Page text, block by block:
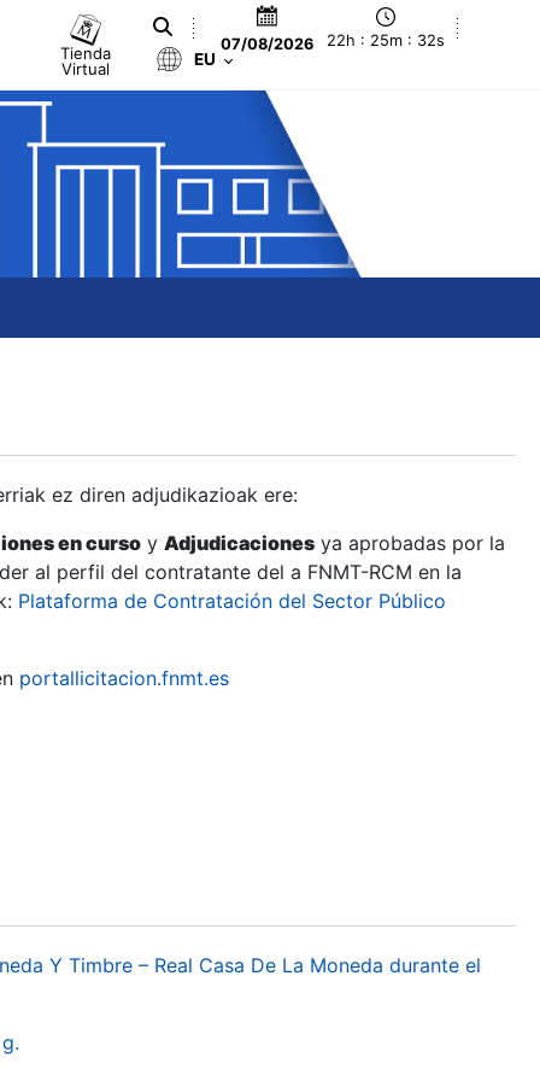
Tienda
Virtual
07/08/2026 22h : 25m : 32s
EU
ez diren adjudikazioak ere:
en curso y Adjudicaciones ya aprobadas por la
al perfil del contratante del a FNMT-RCM en la
Plataforma de Contratación del Sector Público
portallicitacion.fnmt.es
Y Timbre – Real Casa De La Moneda durante el